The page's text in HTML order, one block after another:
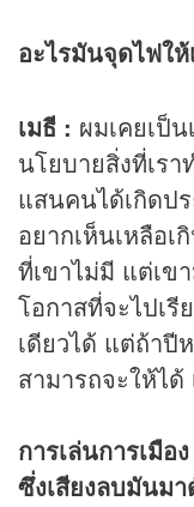
อะไรมันจุดไฟให้
เมธี : ผมเคยเป็
นโยบายสิ่งที่เร
แสนคนได้เกิดป
อยากเห็นเหลือ
ที่เขาไม่มี แต่เข
โอกาสที่จะไปเ
เดียวได้ แต่ถ้าปี
สามารถจะให้ไ
การเล่นการเมือ
ซึ่งเสียงลบมันม